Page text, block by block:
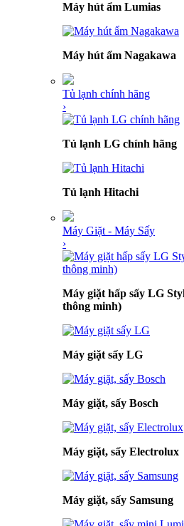
Máy hút ẩm Lumias
Máy hút ẩm Nagakawa
Tủ lạnh chính hãng
›
Tủ lạnh LG chính hãng
Tủ lạnh Hitachi
Máy Giặt - Máy Sấy
›
Máy giặt hấp sấy LG
thông minh)
Máy giặt sấy LG
Máy giặt, sấy Bosch
Máy giặt, sấy Electrolux
Máy giặt, sấy Samsung